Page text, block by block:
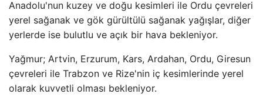
Anadolu'nun kuzey ve doğu kesimleri ile Ordu çevreleri
yerel sağanak ve gök gürültülü sağanak yağışlar, diğer
yerlerde ise bulutlu ve açık bir hava bekleniyor.
Yağmur; Artvin, Erzurum, Kars, Ardahan, Ordu, Giresun
çevreleri ile Trabzon ve Rize'nin iç kesimlerinde yerel
olarak kuvvetli olması bekleniyor.